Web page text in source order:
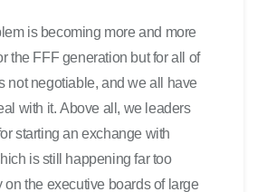
is becoming more and more
the FFF generation but for all of
not negotiable, and we all have
with it. Above all, we leaders
starting an exchange with
is still happening far too
on the executive boards of large